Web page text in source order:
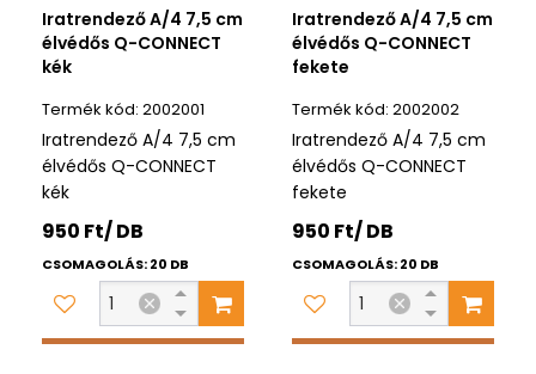
Iratrendező A/4 7,5 cm
élvédős Q-CONNECT
kék
2002001
Iratrendező A/4 7,5 cm
élvédős Q-CONNECT
kék
950 Ft/ DB
CSOMAGOLÁS: 20 DB
Iratrendező A/4 7,5 cm
élvédős Q-CONNECT
fekete
2002002
Iratrendező A/4 7,5 cm
élvédős Q-CONNECT
fekete
950 Ft/ DB
CSOMAGOLÁS: 20 DB